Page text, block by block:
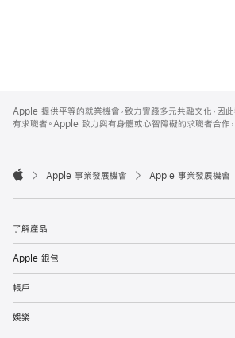
Footer
Apple 提供平等的就業機會，致力實踐多元共融文化，因
有求職者。Apple 致力與有身體或心智障礙的求職者合作

Apple 事業發展機會 Apple 事業發展機會
了解產品
Apple 銀包
帳戶
娛樂